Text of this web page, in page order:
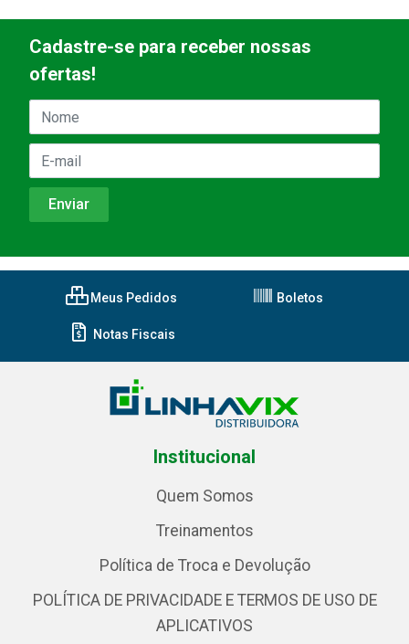
Cadastre-se para receber nossas
ofertas!
Meus Pedidos Boletos
Notas Fiscais
Institucional
Quem Somos
Treinamentos
Política de Troca e Devolução
POLÍTICA DE PRIVACIDADE E TERMOS DE USO DE
APLICATIVOS